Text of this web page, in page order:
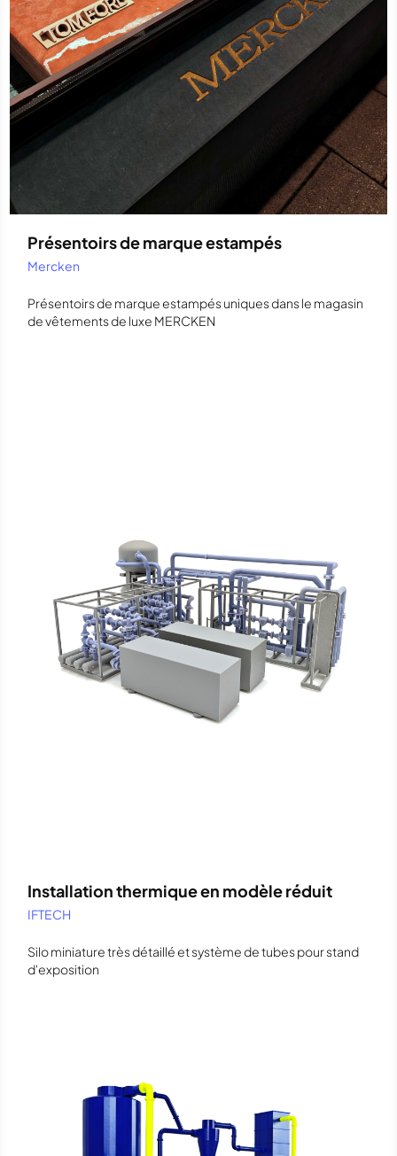
Présentoirs de marque estampés
Mercken
Présentoirs de marque estampés uniques dans le magasin
de vêtements de luxe MERCKEN
Installation thermique en modèle réduit
IFTECH
Silo miniature très détaillé et système de tubes pour stand
d'exposition